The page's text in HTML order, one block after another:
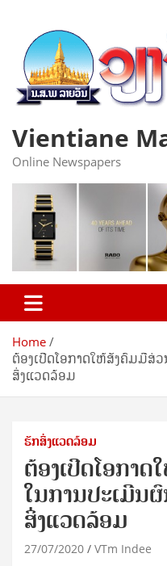
content
Vientiane
Online Newspapers
Home
ຕ້ອງເປີດໂອກາດໃຫ້ສັງຄົມມີ
ສິ່ງແວດລ້ອມ
ຮັກສິ່ງແວດລ້ອມ
ຕ້ອງເປີດໂອກາ
ໃນການປະເມີນ
ສິ່ງແວດລ້ອມ
27/07/2020 VTm Indee